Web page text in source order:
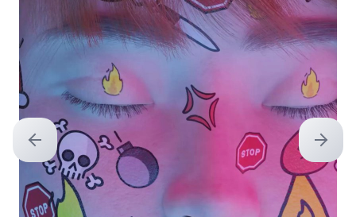
Previous slide Next